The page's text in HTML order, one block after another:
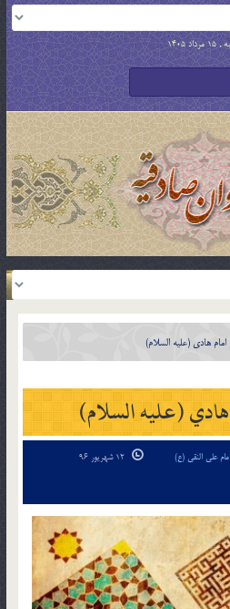
1405
امام هادي (علیه السلام)
هادي (علیه السلام)
امام علی النقی (ع)